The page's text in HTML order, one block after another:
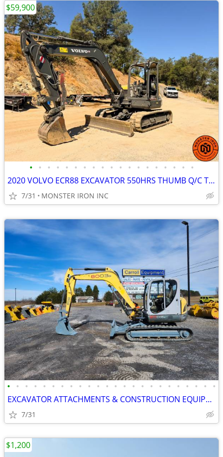
• • • • • • • • • • • • • • • • • • •
2020 VOLVO ECR88 EXCAVATOR 550HRS THUMB Q/C TIER 4 OROPS
7/31 MONSTER IRON INC
$59,900
• • • • • • • • • • • • • • • • • • • • • • • •
EXCAVATOR ATTACHMENTS & CONSTRUCTION EQUIPMENT ON SALE!!!
7/31
$1,200